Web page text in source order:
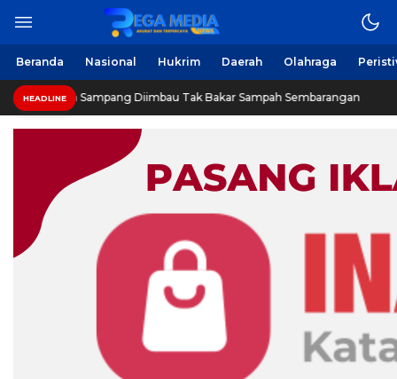
Regamedianews.com
Berita Harian Online
Beranda Nasional Hukrim Daerah Olahraga
HEADLINE
Warga Sampang Diimbau Tak Bakar Sampah Sembarangan